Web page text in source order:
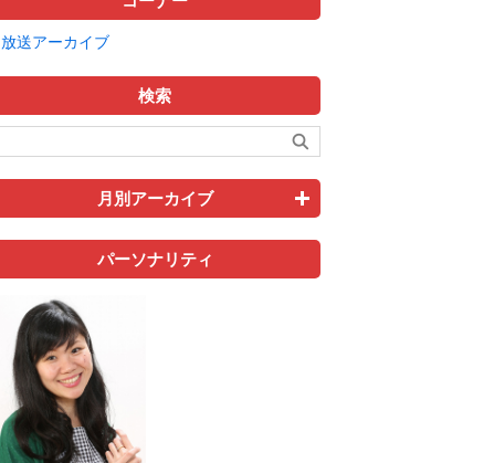
放送アーカイブ
検索
月別アーカイブ
パーソナリティ